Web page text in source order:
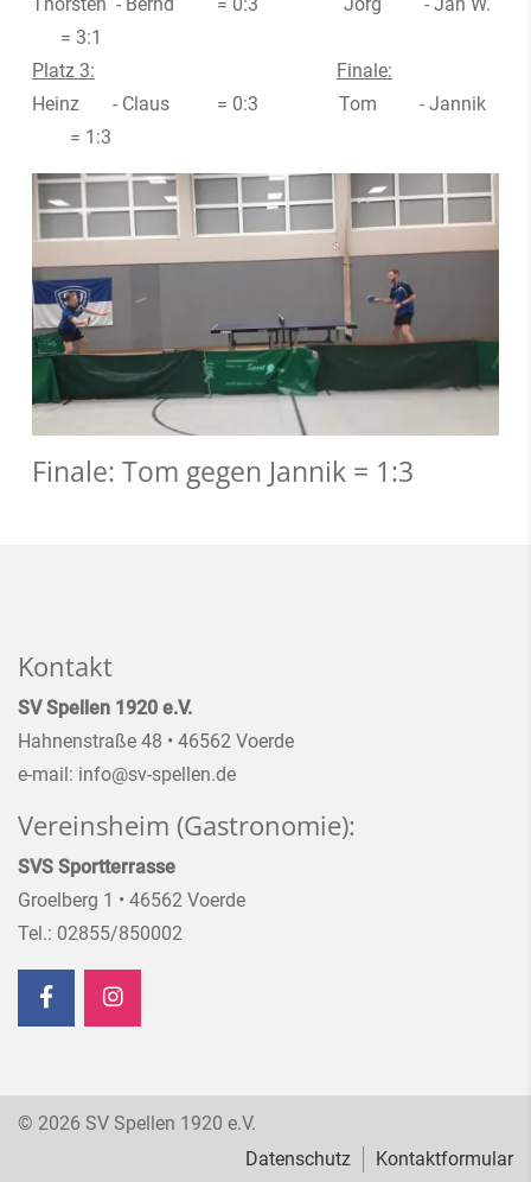
= 3:1
Platz 3:
Finale:
Heinz - Claus = 0:3 Tom - Jannik
= 1:3
Finale: Tom gegen Jannik = 1:3
Kontakt
SV Spellen 1920 e.V.
Hahnenstraße 48 • 46562 Voerde
e-mail: info@sv-spellen.de
Vereinsheim (Gastronomie):
SVS Sportterrasse
Groelberg 1 • 46562 Voerde
Tel.: 02855/850002
© 2026 SV Spellen 1920 e.V.
Datenschutz
Kontaktformular